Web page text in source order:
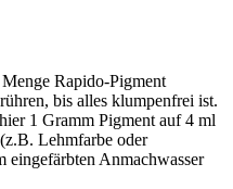
Rapido-Pigment
bis alles klumpenfrei ist.
1 Gramm Pigment auf 4 ml
Lehmfarbe oder
eingefärbten Anmachwasser